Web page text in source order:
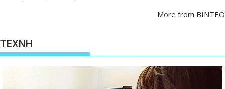
More from ΒΙΝΤΕΟ
ΤΕΧΝΗ